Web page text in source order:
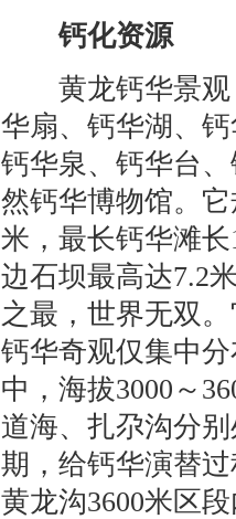
钙化资源
黄龙钙华景观
华扇、钙华湖、
钙华泉、钙华台
然钙华博物馆。
米，最长钙华滩
边石坝最高达7.2
之最，世界无双
钙华奇观仅集中
中，海拔3000～
道海、扎尕沟分
期，给钙华演替
黄龙沟3600米区